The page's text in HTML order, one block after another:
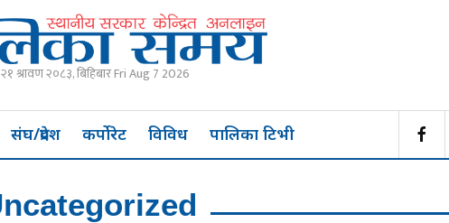
२१ श्रावण २०८३, बिहिबार Fri Aug 7 2026
संघ/प्रदेश कर्पोरेट विविध पालिका टिभी